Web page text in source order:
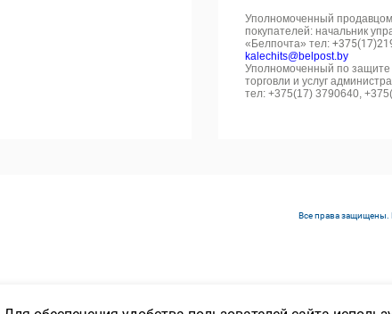
Уполномоченный
покупателей: начальник
«Белпочта» тел:
kalechits@belpost.by
Уполномоченный по
торговли и услуг
тел: +375(17) 3790640,
Все права защищены.